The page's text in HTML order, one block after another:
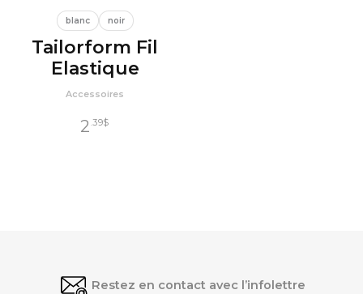
blanc noir
Tailorform Fil
Elastique
Accessoires
2 .39$
Restez en contact avec l’infolettre